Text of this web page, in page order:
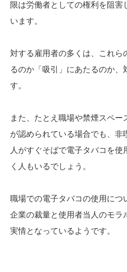
限は労働者としての権利を阻害
います。
対する雇用者の多くは、これら
るのか「吸引」にあたるのか、
す。
また、たとえ職場や禁煙スペー
が認められている場合でも、非
人がすぐそばで電子タバコを使
く人もいるでしょう。
職場での電子タバコの使用につ
企業の裁量と使用者当人のモラ
実情となっているようです。